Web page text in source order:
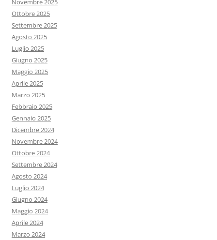
Novembre 2025
Ottobre 2025
Settembre 2025
Agosto 2025
Luglio 2025
Giugno 2025
Maggio 2025
Aprile 2025
Marzo 2025
Febbraio 2025
Gennaio 2025
Dicembre 2024
Novembre 2024
Ottobre 2024
Settembre 2024
Agosto 2024
Luglio 2024
Giugno 2024
Maggio 2024
Aprile 2024
Marzo 2024